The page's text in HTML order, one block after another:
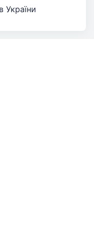
України